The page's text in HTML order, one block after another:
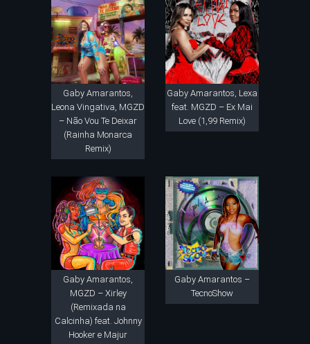
Gaby Amarantos,
Leona Vingativa, MGZD
– Não Vou Te Deixar
(Rainha Monarca
Remix)
Gaby Amarantos, Lexa
feat. MGZD – Ex Mai
Love (1,99 Remix)
Gaby Amarantos,
MGZD – Xirley
(Remixada na
Calcinha) feat. Johnny
Hooker e Majur
Gaby Amarantos –
TecnoShow